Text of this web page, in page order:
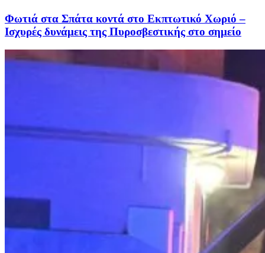
Φωτιά στα Σπάτα κοντά στο Εκπτωτικό Χωριό –
Ισχυρές δυνάμεις της Πυροσβεστικής στο σημείο